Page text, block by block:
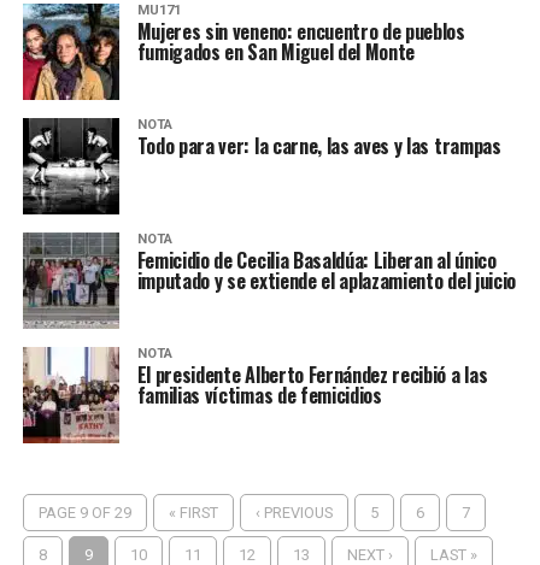
MU171
Mujeres sin veneno: encuentro de pueblos
fumigados en San Miguel del Monte
NOTA
Todo para ver: la carne, las aves y las trampas
NOTA
Femicidio de Cecilia Basaldúa: Liberan al único
imputado y se extiende el aplazamiento del juicio
NOTA
El presidente Alberto Fernández recibió a las
familias víctimas de femicidios
PAGE 9 OF 29 « FIRST ‹ PREVIOUS 5 6 7
8 9 10 11 12 13 NEXT › LAST »